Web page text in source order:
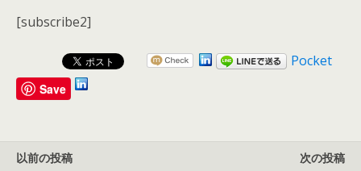
[subscribe2]
Pocket
Save
以前の投稿
次の投稿